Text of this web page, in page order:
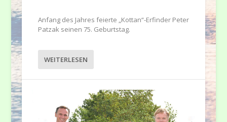
Anfang des Jahres feierte „Kottan“-Erfinder Peter
Patzak seinen 75. Geburtstag.
WEITERLESEN